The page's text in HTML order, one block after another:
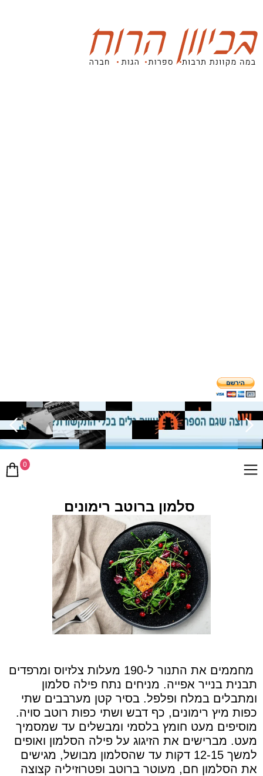
0
סלמון ברוטב רימונים
מחממים את התנור ל-190 מעלות צלזיוס ומרפדים
תבנית בנייר אפייה. מניחים נתח פילה סלמון
ומתבלים במלח ופלפל. בסיר קטן מערבבים שתי
כפות מיץ רימונים, כף דבש ושתי כפות רוטב סויה.
מוסיפים מעט חומץ בלסמי ומבשלים עד שמסמיך
מעט. מברישים את הזיגוג על פילה הסלמון ואופים
למשך 12-15 דקות עד שהסלמון מבושל, מגישים
את הסלמון חם, מעוטר ברוטב ופטרוזיליה קצוצה